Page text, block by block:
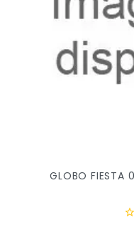
GLOBO FIESTA